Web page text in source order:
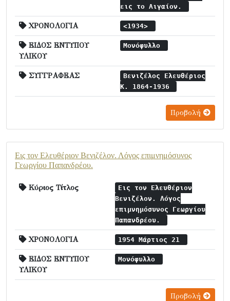
εις το Αιγαίον.
ΧΡΟΝΟΛΟΓΙΑ <1934>
ΕΙΔΟΣ ΕΝΤΥΠΟΥ
ΥΛΙΚΟΥ
Μονόφυλλο
ΣΥΓΓΡΑΦΕΑΣ
Βενιζέλος Ελευθέριος
Κ. 1864-1936
Προβολή
Εις τον Ελευθέριον Βενιζέλον. Λόγος επιμνημόσυνος
Γεωργίου Παπανδρέου.
Κύριος Τίτλος
Εις τον Ελευθέριον
Βενιζέλον. Λόγος
επιμνημόσυνος Γεωργίου
Παπανδρέου.
ΧΡΟΝΟΛΟΓΙΑ 1954 Μάρτιος 21
ΕΙΔΟΣ ΕΝΤΥΠΟΥ
ΥΛΙΚΟΥ
Μονόφυλλο
Προβολή